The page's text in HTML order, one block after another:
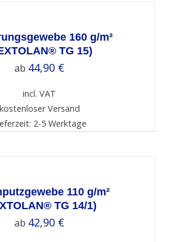
160 g/m²
TG 15)
ab 44,90 €
incl. VAT
kostenloser Versand
2-5 Werktage
110 g/m²
TG 14/1)
ab 42,90 €